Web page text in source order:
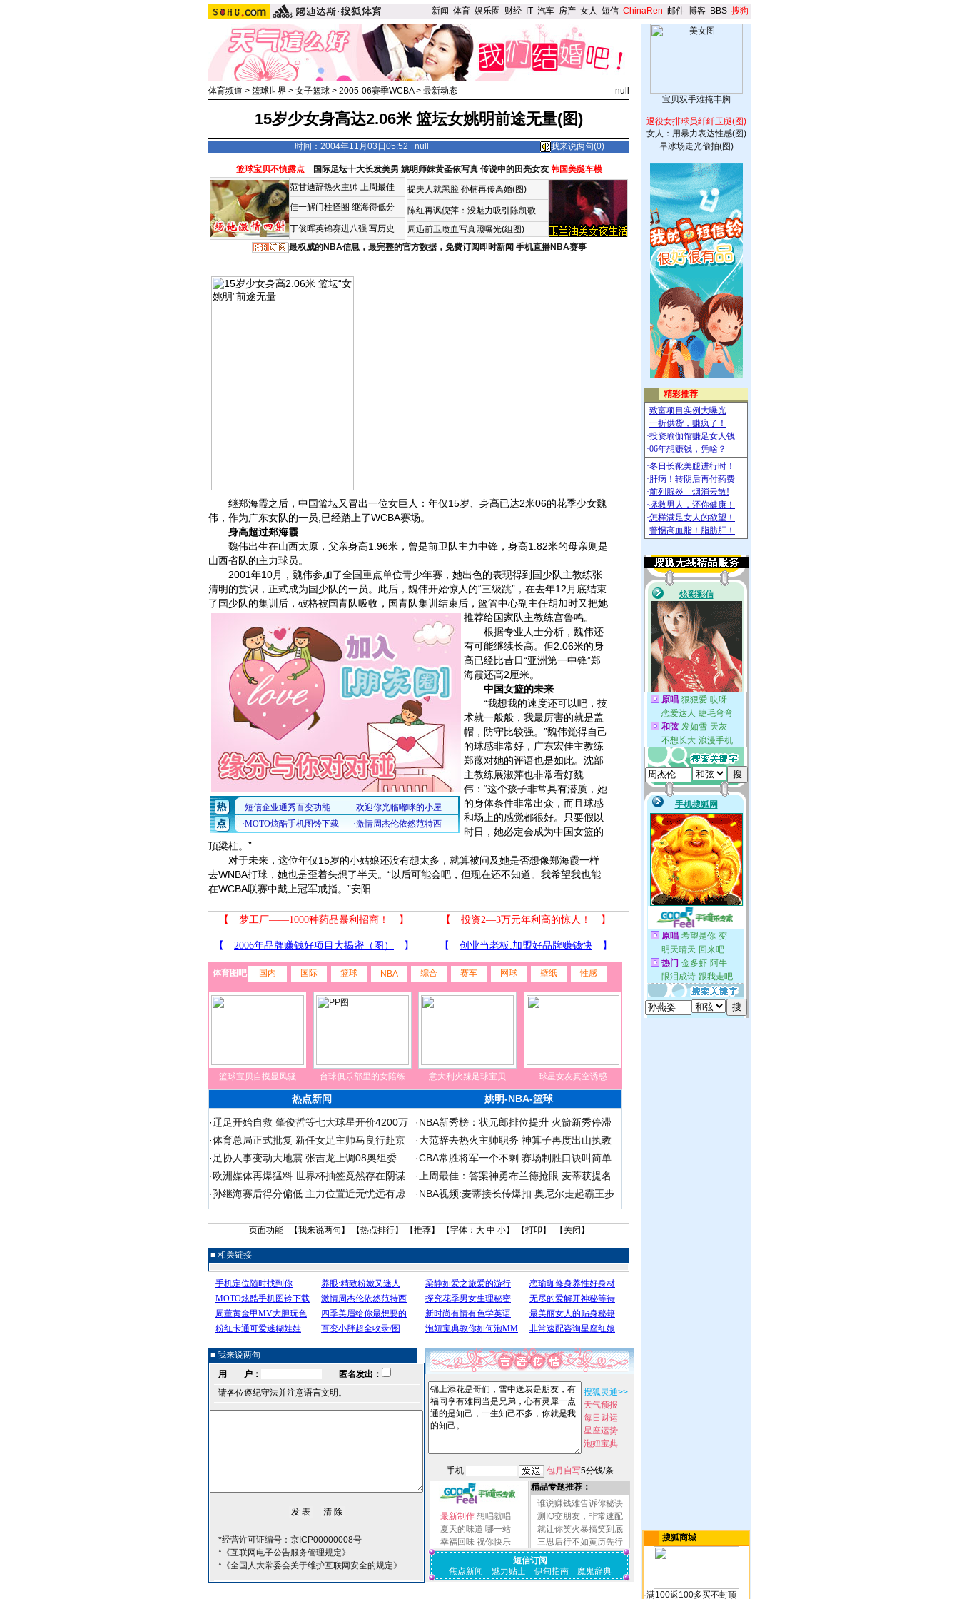
新闻-体育-娱乐圈 -财经- IT-汽车-房产-女人 -短信-ChinaRen-邮件-博客- BBS-搜狗
体育频道 > 篮球世界 > 女子篮球 > 2005-06赛季WCBA> 最新动态 null
15岁少女身高达2.06米 篮坛女姚明前途无量(图)
时间：2004年11月03日05:52 null 我来说两句(0)
篮球宝贝不慎露点 国际足坛十大长发美男 姚明师妹黄圣依写真 传说中的田亮女友 韩国美腿车模
范甘迪辞热火主帅 上周最佳
佳一解门柱怪圈 继海得低分
丁俊晖英锦赛进八强 写历史
提夫人就黑脸 孙楠再传离婚(图)
陈红再讽倪萍：没魅力吸引陈凯歌
周迅前卫喷血写真照曝光(组图)
最权威的NBA信息，最完整的官方数据，免费订阅即时新闻 手机直播NBA赛事
继郑海霞之后，中国篮坛又冒出一位女巨人：年仅15岁、身高已达2米06的花季少女魏
伟，作为广东女队的一员,已经踏上了WCBA赛场。
身高超过郑海霞
魏伟出生在山西太原，父亲身高1.96米，曾是前卫队主力中锋，身高1.82米的母亲则是
山西省队的主力球员。
2001年10月，魏伟参加了全国重点单位青少年赛，她出色的表现得到国少队主教练张
清明的赏识，正式成为国少队的一员。此后，魏伟开始惊人的“三级跳”，在去年12月底结束
了国少队的集训后，破格被国青队吸收，国青队集训结束后，篮管中心副主任胡加时又把她
推荐给国家队主教练宫鲁鸣。
根据专业人士分析，魏伟还
有可能继续长高。但2.06米的身
高已经比昔日“亚洲第一中锋”郑
海霞还高2厘米。
中国女篮的未来
“我想我的速度还可以吧，技
术就一般般，我最厉害的就是盖
帽，防守比较强。”魏伟觉得自己
的球感非常好，广东宏佳主教练
郑薇对她的评语也是如此。沈部
主教练展淑萍也非常看好魏
伟：“这个孩子非常具有潜质，她
的身体条件非常出众，而且球感
和场上的感觉都很好。只要假以
时日，她必定会成为中国女篮的
顶梁柱。”
对于未来，这位年仅15岁的小姑娘还没有想太多，就算被问及她是否想像郑海霞一样
去WNBA打球，她也是歪着头想了半天。“以后可能会吧，但现在还不知道。我希望我也能
在WCBA联赛中戴上冠军戒指。”安阳
体育图吧 国内 国际 篮球 NBA 综合 赛车 网球 壁纸 性感
篮球宝贝自摸显风骚 台球俱乐部里的女陪练 意大利火辣足球宝贝 球星女友真空诱惑
热点新闻 姚明-NBA-篮球
·辽足开始自救 肇俊哲等七大球星开价4200万
·体育总局正式批复 新任女足主帅马良行赴京
· 足协人事变动大地震 张吉龙上调08奥组委
·欧洲媒体再爆猛料 世界杯抽签竟然存在阴谋
·孙继海赛后得分偏低 主力位置近无忧远有虑
·NBA新秀榜：状元郎排位提升 火箭新秀停滞
·大范辞去热火主帅职务 神算子再度出山执教
·CBA常胜将军一个不剩 赛场制胜口诀叫简单
· 上周最佳：答案神勇布兰德抢眼 麦蒂获提名
·NBA视频:麦蒂接长传爆扣 奥尼尔走起霸王步
页面功能 【我来说两句 】 【热点排行】 【推荐】 【字体： 大 中 小】 【打印 】 【 关闭 】
■ 相关链接
■ 我来说两句
用 户：
匿名发出：
请各位遵纪守法并注意语言文明。
*经营许可证编号：京ICP00000008号
*《互联网电子公告服务管理规定》
*《全国人大常委会关于维护互联网安全的规定》
搜狐灵通>>
天气预报
每日财运
星座运势
泡妞宝典
手机 包月自写5分钱/条
最新制作 想唱就唱
夏天的味道 哪一站
幸福回味 祝你快乐
精品专题推荐：
谁说赚钱难告诉你秘诀
测IQ交朋友，非常速配
就让你笑火暴搞笑到底
三思后行不如黄历先行
短信订阅
焦点新闻
魅力贴士 伊甸指南 魔鬼辞典
宝贝双手难掩丰胸
退役女排球员纤纤玉腿(图)
女人：用暴力表达性感(图)
旱冰场走光偷拍(图)
搜狐商城
·满100返100多买不封顶